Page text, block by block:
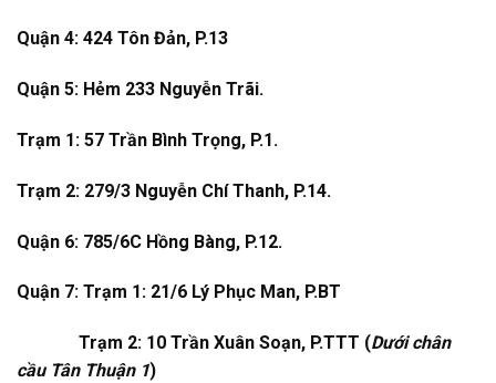
Quận 4: 424 Tôn Đản, P.13
Quận 5: Hẻm 233 Nguyễn Trãi.
Trạm 1: 57 Trần Bình Trọng, P.1.
Trạm 2: 279/3 Nguyễn Chí Thanh, P.14.
Quận 6: 785/6C Hồng Bàng, P.12.
Quận 7: Trạm 1: 21/6 Lý Phục Man, P.BT
Trạm 2: 10 Trần Xuân Soạn, P.TTT (Dưới chân
cầu Tân Thuận 1)